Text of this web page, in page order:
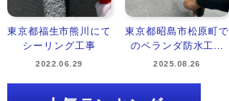
東京都福生市熊川にて
シーリング工事
2022.06.29
東京都昭島市松原町で
のベランダ防水工...
2025.08.26